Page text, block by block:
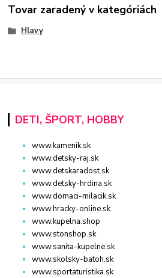
Tovar zaradený v kategóriách
Hlavy
DETI, ŠPORT, HOBBY
www.kamenik.sk
www.detsky-raj.sk
www.detskaradost.sk
www.detsky-hrdina.sk
www.domaci-milacik.sk
www.hracky-online.sk
www.kupelna.shop
www.stonshop.sk
www.sanita-kupelne.sk
www.skolsky-batoh.sk
www.sportaturistika.sk